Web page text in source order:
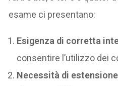
esame ci presentano:
Esigenza di corretta
consentire l’utilizzo dei
Necessità di